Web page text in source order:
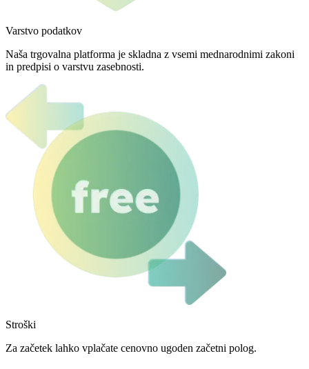
Varstvo podatkov
Naša trgovalna platforma je skladna z vsemi mednarodnimi zakoni
in predpisi o varstvu zasebnosti.
Stroški
Za začetek lahko vplačate cenovno ugoden začetni polog.